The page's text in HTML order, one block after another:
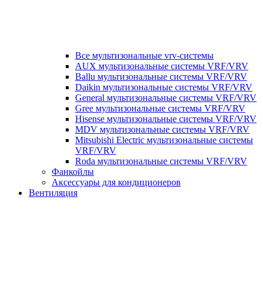
Все мультизональные vrv-системы
AUX мультизональные системы VRF/VRV
Ballu мультизональные системы VRF/VRV
Daikin мультизональные системы VRF/VRV
General мультизональные системы VRF/VRV
Gree мультизональные системы VRF/VRV
Hisense мультизональные системы VRF/VRV
MDV мультизональные системы VRF/VRV
Mitsubishi Electric мультизональные системы
VRF/VRV
Roda мультизональные системы VRF/VRV
Фанкойлы
Аксессуары для кондиционеров
Вентиляция